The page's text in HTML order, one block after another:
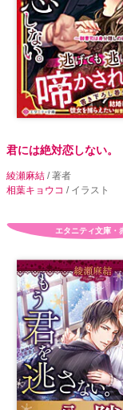
君には絶対恋しない。
綾瀬麻結 / 著者
相葉キョウコ / イラスト
エタニティ文庫・